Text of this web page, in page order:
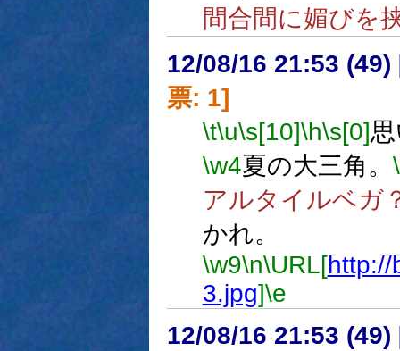
間合間に媚びを
12/08/16 21:53 (49)
票: 1]
\t\u\s[10]\h\s[0]
\w4夏の大三角。
アルタイルベガ
かれ。
\w9\n\URL[http://
3.jpg]\e
12/08/16 21:53 (49)